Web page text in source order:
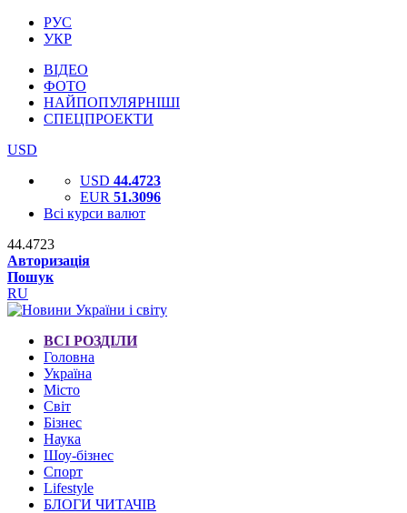
РУС
УКР
ВІДЕО
ФОТО
НАЙПОПУЛЯРНІШІ
СПЕЦПРОЕКТИ
USD
USD 44.4723
EUR 51.3096
Всі курси валют
44.4723
Авторизація
Пошук
RU
ВСІ РОЗДІЛИ
Головна
Україна
Місто
Світ
Бізнес
Наука
Шоу-бізнес
Спорт
Lifestyle
БЛОГИ ЧИТАЧІВ